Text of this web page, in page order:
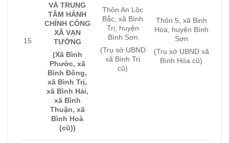
15
VÀ TRUNG
TÂM HÀNH
CHÍNH CÔNG
XÃ VẠN
TƯỜNG
(Xã Bình
Phước, xã
Bình Đông,
xã Bình Trị,
xã Bình Hải,
xã Bình
Thuận, xã
Bình Hoà
(cũ))
Thôn An Lộc
Bắc, xã Bình
Trị, huyện
Bình Sơn
(Trụ sở UBND
xã Bình Trị
cũ)
Thôn 5, xã Binh
Hòa, huyện Bình
Sơn
(Trụ sở UBND xã
Bình Hòa cũ)